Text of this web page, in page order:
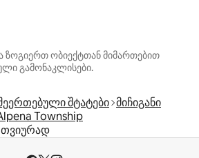
ზოგიერთ ობიექტთან მიმართებით
გამონაკლისები.
შტატები მიჩიგანი
Township